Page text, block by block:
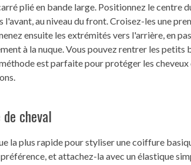
plié en bande large. Positionnez le centre
l'avant, au niveau du front. Croisez-les une
ensuite les extrémités vers l'arrière, en
à la nuque. Vous pouvez rentrer les petits
est parfaite pour protéger les cheveux
cheval
la plus rapide pour styliser une coiffure
et attachez-la avec un élastique